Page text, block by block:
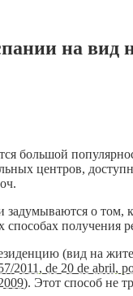
на вид
большой
центров,
о том,
способах
(вид на
2011, de 20 de abril,
). Этот способ не